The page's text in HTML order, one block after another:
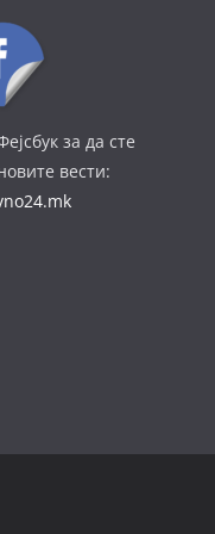
за да сте
вести: